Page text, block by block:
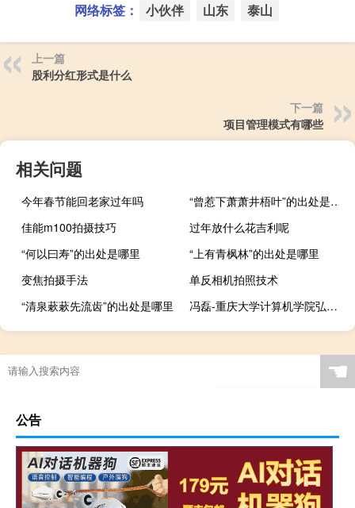
网络标签： 小伙伴 山东 泰山
上一篇
股利分红形式是什么
下一篇
项目管理模式有哪些
相关问题
今年春节能回老家过年吗
“曾惹下萧萧井梧叶”的出处是哪里
佳能m100拍摄技巧
过年放什么花吉利呢
“何以曰寿”的出处是哪里
“上有青枫林”的出处是哪里
变焦拍摄手法
单反相机拍照技术
“清泉蔌蔌先流齿”的出处是哪里
冯磊-重庆大学计算机学院弘深青年学者引进人才教授博士生导师简介
☚
公告